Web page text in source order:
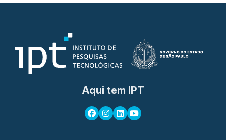
Aqui tem IPT